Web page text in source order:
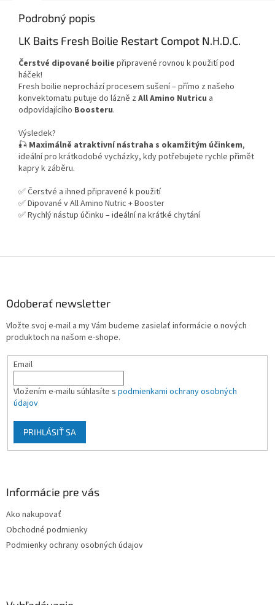
Podrobný popis
LK Baits Fresh Boilie Restart Compot N.H.D.C.
Čerstvé dipované boilie připravené rovnou k použití pod
háček!
Fresh boilie neprochází procesem sušení – přímo z našeho
konvektomatu putuje do lázně z All Amino Nutricu a
odpovídajícího Boosteru.
Výsledek?
🎣 Maximálně atraktivní nástraha s okamžitým účinkem,
ideální pro krátkodobé vycházky, kdy potřebujete rychle přimět
kapry k záběru.
✅ Čerstvé a ihned připravené k použití
✅ Dipované v All Amino Nutric + Booster
✅ Rychlý nástup účinku – ideální na krátké chytání
Odoberať newsletter
Vložte svoj e-mail a my Vám budeme zasielať informácie o nových
produktoch na našom e-shope.
Email
Vložením e-mailu súhlasíte s podmienkami ochrany osobných
údajov
PRIHLÁSIŤ SA
Informácie pre vás
Ako nakupovať
Obchodné podmienky
Podmienky ochrany osobných údajov